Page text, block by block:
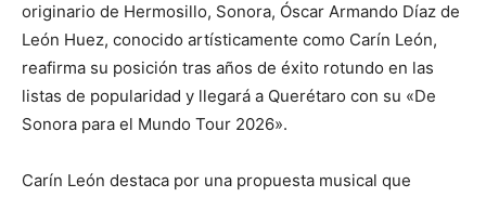
originario de Hermosillo, Sonora, Óscar Armando Díaz de
León Huez, conocido artísticamente como Carín León,
reafirma su posición tras años de éxito rotundo en las
listas de popularidad y llegará a Querétaro con su «De
Sonora para el Mundo Tour 2026».
Carín León destaca por una propuesta musical que